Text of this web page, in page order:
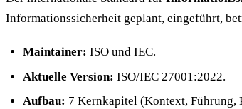
Informationssicherheit geplant, eingeführt,
Maintainer: ISO und IEC.
Aktuelle Version: ISO/IEC 27001:2022.
Aufbau: 7 Kernkapitel (Kontext, Führung,